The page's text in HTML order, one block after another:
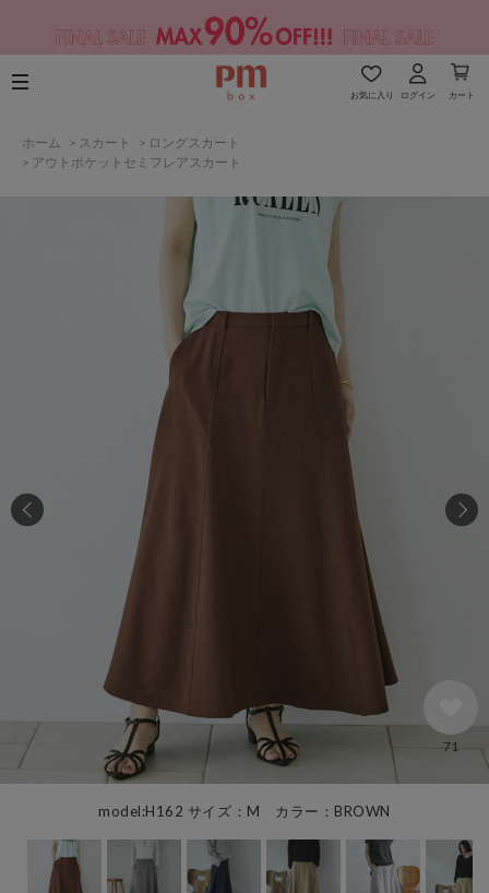
お気に入り ログイン カート
ホーム > スカート > ロングスカート
> アウトポケットセミフレアスカート
model:H162 サイズ：M カラー：BROWN
71